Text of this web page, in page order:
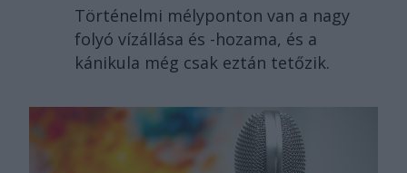
Történelmi mélyponton van a nagy
folyó vízállása és -hozama, és a
kánikula még csak eztán tetőzik.